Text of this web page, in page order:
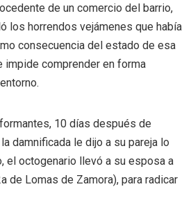
de un comercio del barrio,
los horrendos vejámenes que había
consecuencia del estado de esa
impide comprender en forma
10 días después de
damnificada le dijo a su pareja lo
el octogenario llevó a su esposa a
de Lomas de Zamora), para radicar